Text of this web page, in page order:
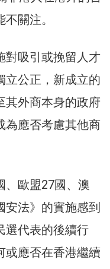
關注。
對吸引或挽留人才
立公正，新成立的
其外商本身的政府
為應否考慮其他商
、歐盟27國、澳
法》的實施感到
選代表的後續行
或應否在香港繼續